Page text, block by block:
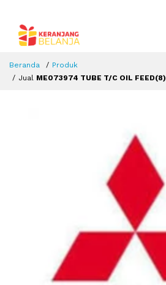
Beranda
Produk
Jual ME073974 TUBE T/C OIL FEED(8)